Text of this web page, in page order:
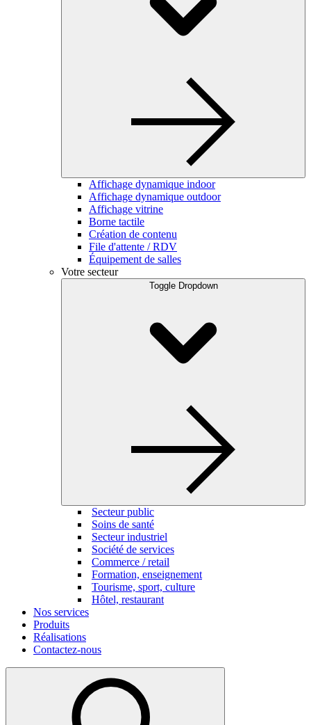
Affichage dynamique indoor
Affichage dynamique outdoor
Affichage vitrine
Borne tactile
Création de contenu
File d'attente / RDV
Équipement de salles
Votre secteur
Toggle Dropdown
Secteur public
Soins de santé
Secteur industriel
Société de services
Commerce / retail
Formation, enseignement
Tourisme, sport, culture
Hôtel, restaurant
Nos services
Produits
Réalisations
Contactez-nous